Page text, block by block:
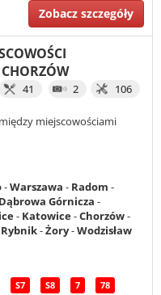
Zobacz szczegóły
41 2 106
miejscowościami
-Warszawa - Radom -
Dąbrowa Górnicza -
- Katowice-Chorzów-
Rybnik-Żory-Wodzisław
S7 S8 7 78